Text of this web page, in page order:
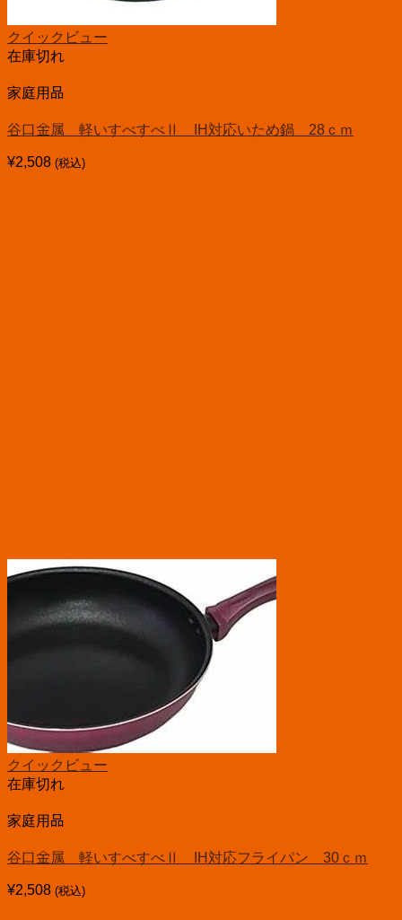
クイックビュー
在庫切れ
家庭用品
谷口金属 軽いすべすべⅡ IH対応いため鍋 28ｃｍ
¥2,508 (税込)
クイックビュー
在庫切れ
家庭用品
谷口金属 軽いすべすべⅡ IH対応フライパン 30ｃｍ
¥2,508 (税込)